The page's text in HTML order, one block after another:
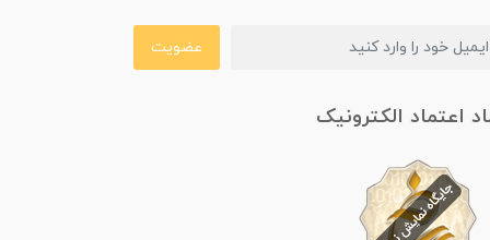
عضویت
اعتماد الکترونیک